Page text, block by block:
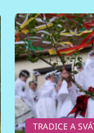
TRADICE A